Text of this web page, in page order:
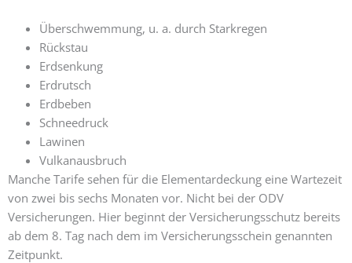
Überschwemmung, u. a. durch Starkregen
Rückstau
Erdsenkung
Erdrutsch
Erdbeben
Schneedruck
Lawinen
Vulkanausbruch
Manche Tarife sehen für die Elementardeckung eine Wartezeit
von zwei bis sechs Monaten vor. Nicht bei der ODV
Versicherungen. Hier beginnt der Versicherungsschutz bereits
ab dem 8. Tag nach dem im Versicherungsschein genannten
Zeitpunkt.